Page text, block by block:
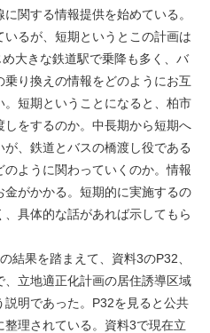
関する情報提供を始めている。
るが、短期というとこの計画は
大きな鉄道駅で乗降も多く、バ
り換えの情報をどのようにお互
短期ということになると、柏市
をするのか。中長期から短期へ
、鉄道とバスの橋渡し役である
ように関わっていくのか。情報
がかかる。短期的に実施するの
具体的な話があれば示してもら
結果を踏まえて、資料3のP32、
立地適正化計画の居住誘導区域
明であった。P32を見ると公共
理されている。資料3で現在立